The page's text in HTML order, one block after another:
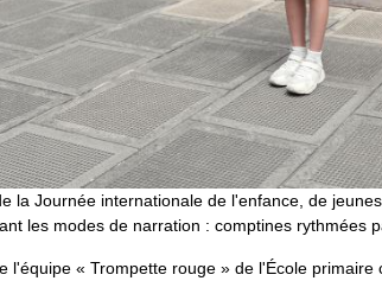
la Journée internationale de l'enfance, de
les modes de narration : comptines rythmées
l'équipe « Trompette rouge » de l'École